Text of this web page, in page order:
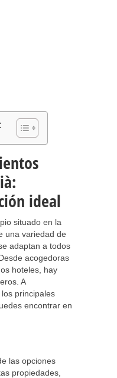
ideal
situado en la
una variedad de
adaptan a todos
acogedoras
hoteles, hay
A
principales
encontrar en
las opciones
propiedades,